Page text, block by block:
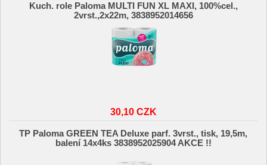
Kuch. role Paloma MULTI FUN XL MAXI, 100%cel.,
2vrst.,2x22m, 3838952014656
30,10 CZK
TP Paloma GREEN TEA Deluxe parf. 3vrst., tisk, 19,5m,
balení 14x4ks 3838952025904 AKCE !!